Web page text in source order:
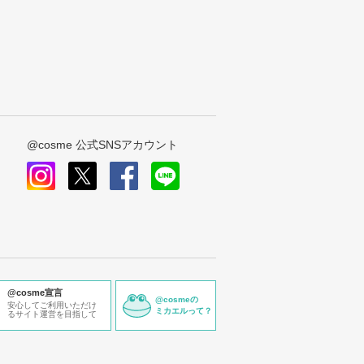
@cosme 公式SNSアカウント
@cosme宣言
安心してご利用いただけ
るサイト運営を目指して
@cosmeの
ミカエルって？